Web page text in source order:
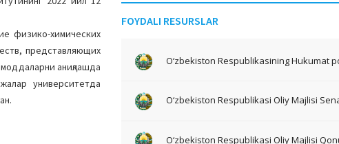
физико-химических
представляющих
аниқлашда
университетда
FOYDALI RESURSLAR
O‘zbekiston Respublikasining Hukumat
O‘zbekiston Respublikasi Oliy Majlisi
O‘zbekiston Respublikasi Oliy Majlisi